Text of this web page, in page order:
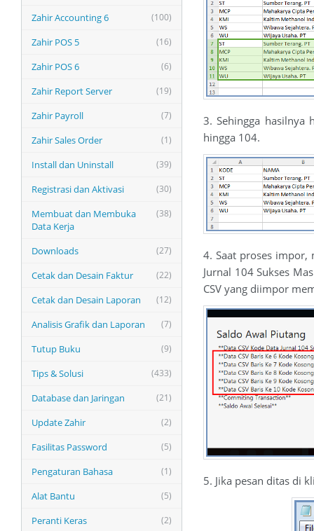
(100)
Zahir Accounting 6
(16)
Zahir POS 5
(6)
Zahir POS 6
(19)
Zahir Report Server
(7)
Zahir Payroll
(1)
Zahir Sales Order
(39)
Install dan Uninstall
(30)
Registrasi dan Aktivasi
(38)
Membuat dan Membuka
Data Kerja
(27)
Downloads
(22)
Cetak dan Desain Faktur
(12)
Cetak dan Desain Laporan
(7)
Analisis Grafik dan Laporan
(9)
Tutup Buku
(433)
Tips & Solusi
(21)
Database dan Jaringan
(2)
Update Zahir
(5)
Fasilitas Password
(1)
Pengaturan Bahasa
(5)
Alat Bantu
(2)
Peranti Keras
3. Sehingga
hingga 104.
4. Saat proses impor,
Jurnal 104 Sukses
CSV yang diimpor
5. Jika pesan ditas di